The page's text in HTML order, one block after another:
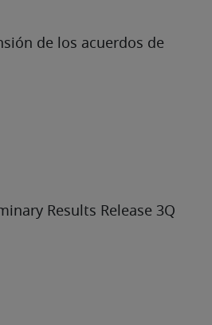
de los acuerdos de
Results Release 3Q